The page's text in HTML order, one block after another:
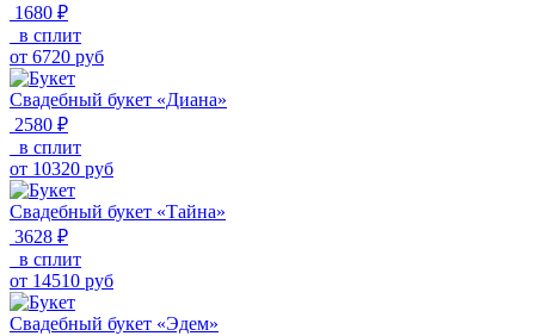
1680 ₽
в сплит
от 6720 руб
Свадебный букет «Диана»
2580 ₽
в сплит
от 10320 руб
Свадебный букет «Тайна»
3628 ₽
в сплит
от 14510 руб
Свадебный букет «Эдем»